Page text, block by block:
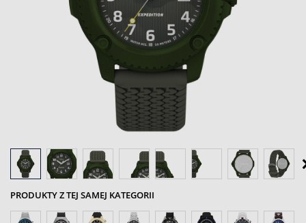
PRODUKTY Z TEJ SAMEJ KATEGORII